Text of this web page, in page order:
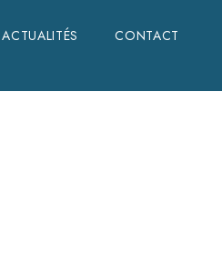
ACTUALITÉS CONTACT
ACTUALITÉS CONTACT